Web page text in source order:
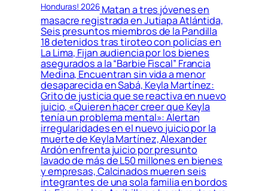
Honduras! 2026Matan a tres jóvenes en
masacre registrada en Jutiapa Atlántida,
Seis presuntos miembros de la Pandilla
18 detenidos tras tiroteo con policías en
La Lima, Fijan audiencia por los bienes
asegurados a la “Barbie Fiscal” Francia
Medina, Encuentran sin vida a menor
desaparecida en Sabá, Keyla Martínez:
Grito de justicia que se reactiva en nuevo
juicio, «Quieren hacer creer que Keyla
tenía un problema mental»: Alertan
irregularidades en el nuevo juicio por la
muerte de Keyla Martínez, Alexander
Ardón enfrenta juicio por presunto
lavado de más de L50 millones en bienes
y empresas, Calcinados mueren seis
integrantes de una sola familia en bordos